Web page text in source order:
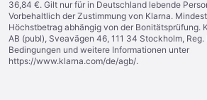
36,84 €. Gilt nur für in Deutschland lebende
Vorbehaltlich der Zustimmung von Klarna.
Höchstbetrag abhängig von der Bonitätsprüfung.
AB (publ), Sveavägen 46, 111 34 Stockholm,
Bedingungen und weitere Informationen unter
https://www.klarna.com/de/agb/.